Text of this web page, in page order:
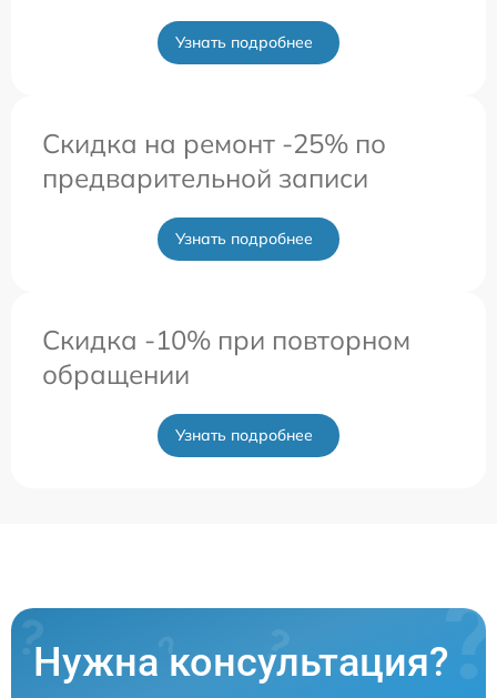
Узнать подробнее
Скидка на ремонт -25% по
предварительной записи
Узнать подробнее
Скидка -10% при повторном
обращении
Узнать подробнее
Нужна консультация?